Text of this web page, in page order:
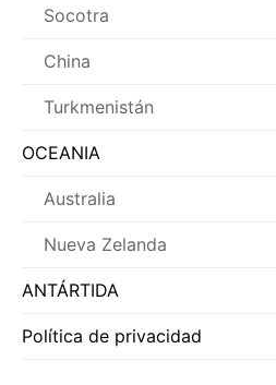
Socotra
China
Turkmenistán
OCEANIA
Australia
Nueva Zelanda
ANTÁRTIDA
Política de privacidad